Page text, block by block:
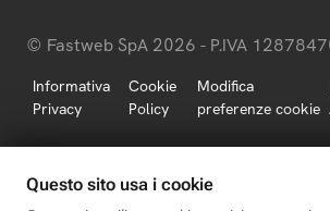
© Fastweb SpA 2026 - P.IVA
Informativa
Privacy
Cookie
Policy
Modifica
preferenze cookie